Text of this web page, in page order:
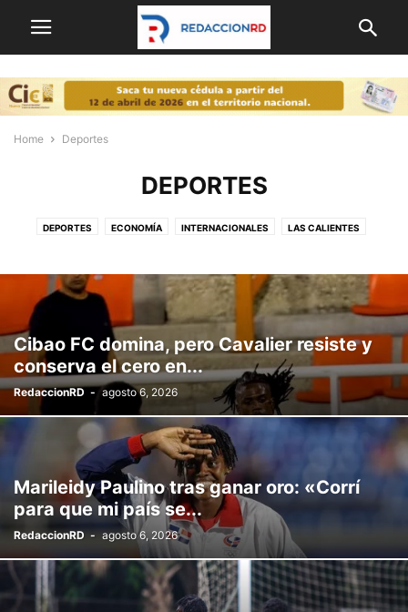
Home Deportes
DEPORTES
DEPORTES ECONOMÍA INTERNACIONALES LAS CALIENTES
Cibao FC domina, pero Cavalier resiste y
conserva el cero en...
RedaccionRD - agosto 6, 2026
Marileidy Paulino tras ganar oro: «Corrí
para que mi país se...
RedaccionRD - agosto 6, 2026